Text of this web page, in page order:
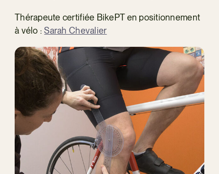
Thérapeute certifiée BikePT en positionnement
à vélo :Sarah Chevalier